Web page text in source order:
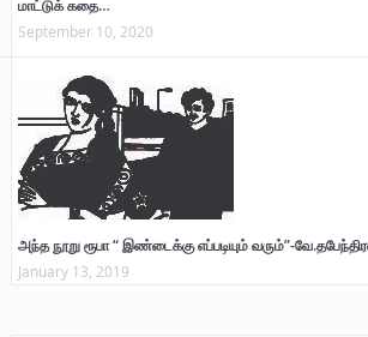
மாட்டுக் கதை…
September 10, 2020
அந்த நூறு ரூபா “ இண்டைக்கு எப்படியும் வரும்”-
January 13, 2019